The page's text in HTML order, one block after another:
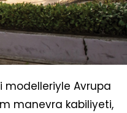
modelleriyle Avrupa
manevra kabiliyeti,